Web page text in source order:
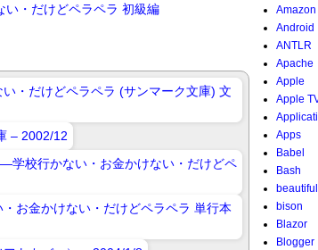
・だけどペラペラ 初級編
Amazon
Android
ANTLR
Apache
Apple
Apple
Apps
Babel
Bash
bison
Blazor
Blogger